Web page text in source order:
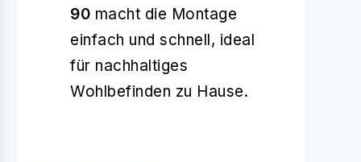
90 macht die Montage
einfach und schnell, ideal
für nachhaltiges
Wohlbefinden zu Hause.